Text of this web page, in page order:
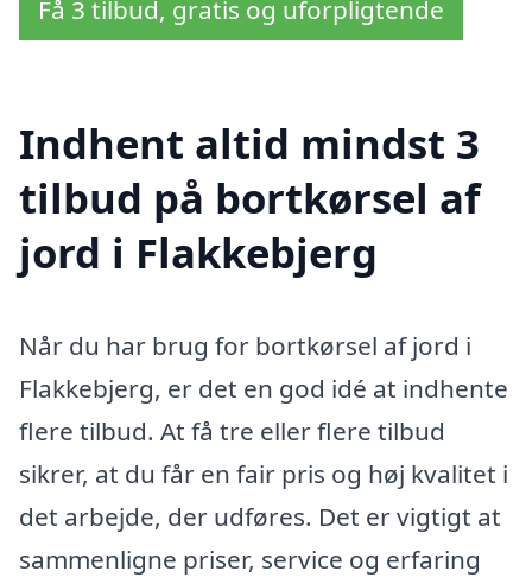
Få 3 tilbud, gratis og uforpligtende
Indhent altid mindst 3
tilbud på bortkørsel af
jord i Flakkebjerg
Når du har brug for bortkørsel af jord i
Flakkebjerg, er det en god idé at indhente
flere tilbud. At få tre eller flere tilbud
sikrer, at du får en fair pris og høj kvalitet i
det arbejde, der udføres. Det er vigtigt at
sammenligne priser, service og erfaring